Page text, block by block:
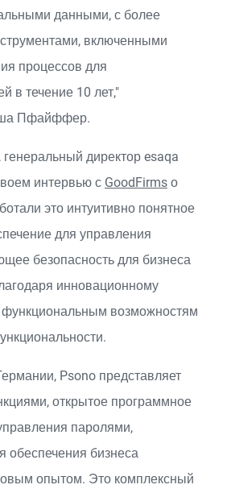
данными, с более
включенными
процессов для
в течение 10 лет,"
Пфайффер.
директор esaqa
интервью с GoodFirms о
это интуитивно понятное
для управления
безопасность для бизнеса
инновационному
возможностям
Psono представляет
открытое программное
паролями,
обеспечения бизнеса
опытом. Это комплексный